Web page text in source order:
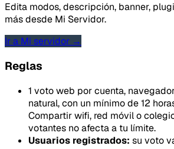
Edita modos, descripción, banner,
más desde Mi Servidor.
Ir a Mi servidor →
Reglas
1 voto web por cuenta,
natural, con un mínimo de 12
Compartir wifi, red móvil o
votantes no afecta a tu límite.
Usuarios registrados: su voto